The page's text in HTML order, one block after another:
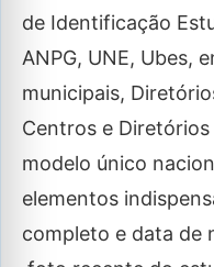
de Identificação
ANPG, UNE, Ubes,
municipais,
Centros e
modelo único
elementos
completo e data de